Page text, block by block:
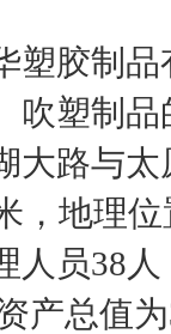
塑胶制
吹塑制
大路与
，地理
人员38
产总值